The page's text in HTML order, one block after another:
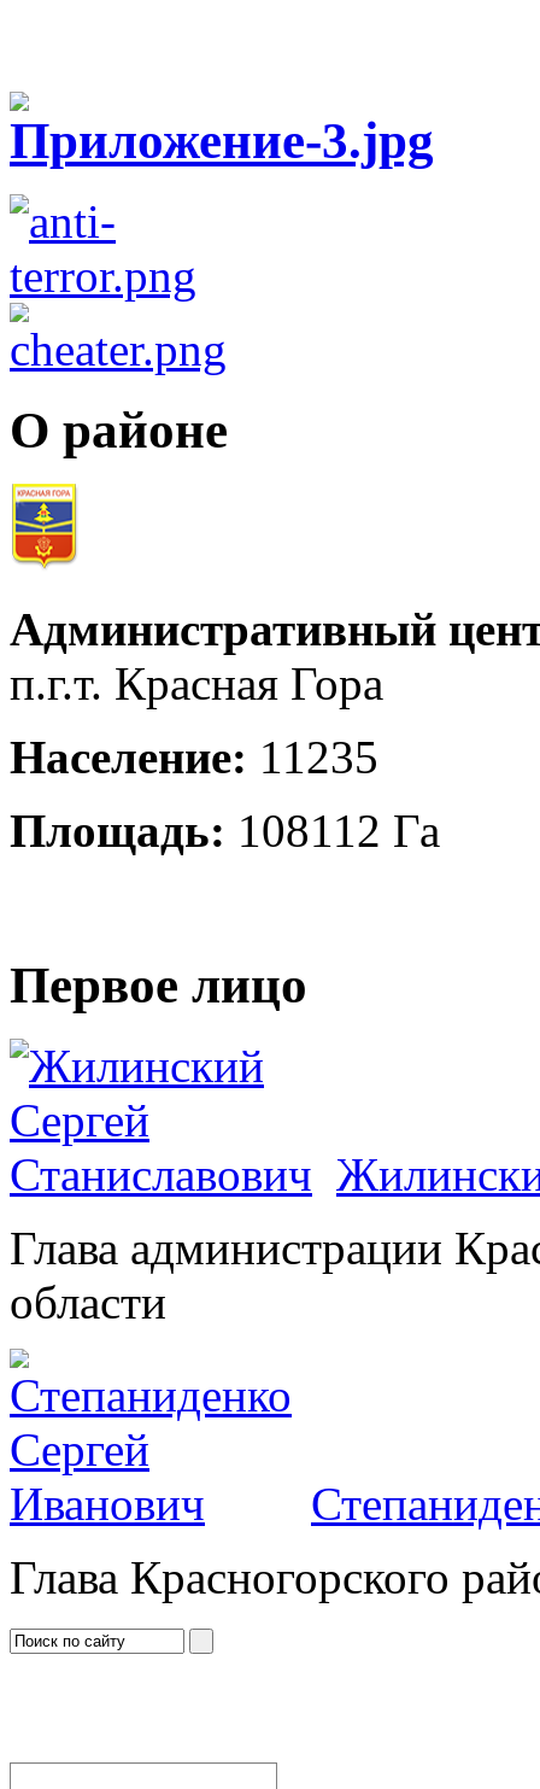
О районе
Административный
п.г.т. Красная Гора
Население: 11235
Площадь: 108112 Га
Первое лицо
Глава администрации
области
Глава Красногорского